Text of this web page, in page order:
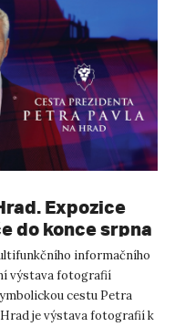
Expozice
do konce srpna
informačního
výstava fotografií
cestu Petra
je výstava fotografií k